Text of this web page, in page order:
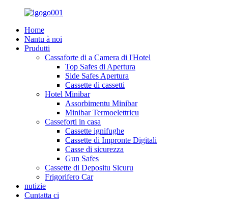
Home
Nantu à noi
Prudutti
Cassaforte di a Camera di l'Hotel
Top Safes di Apertura
Side Safes Apertura
Cassette di cassetti
Hotel Minibar
Assorbimentu Minibar
Minibar Termoelettricu
Casseforti in casa
Cassette ignifughe
Cassette di Impronte Digitali
Casse di sicurezza
Gun Safes
Cassette di Depositu Sicuru
Frigorifero Car
nutizie
Cuntatta ci